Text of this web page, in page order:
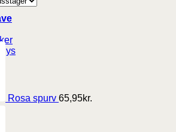
lys
Rosa spurv 65,95kr.